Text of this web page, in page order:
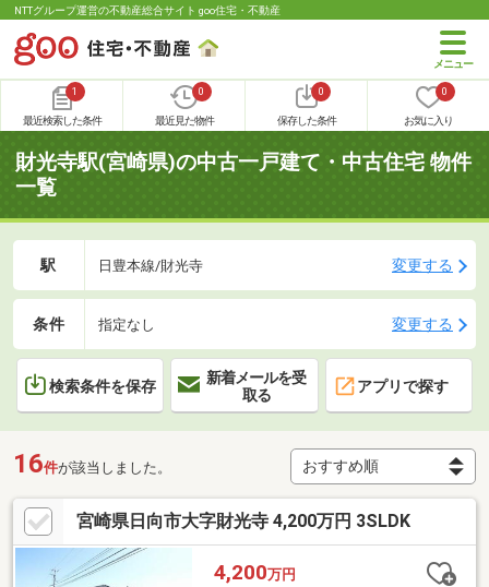
NTTグループ運営の不動産総合サイト goo住宅・不動産
1
最近検索した条件
0
最近見た物件
0
保存した条件
0
お気に入り
財光寺駅(宮崎県)の中古一戸建て・中古住宅 物件
一覧
駅 日豊本線/財光寺 変更する
条件 指定なし 変更する
検索条件を保存
新着メールを受
取る
アプリで探す
16件が該当しました。
宮崎県日向市大字財光寺 4,200万円 3SLDK
4,200万円